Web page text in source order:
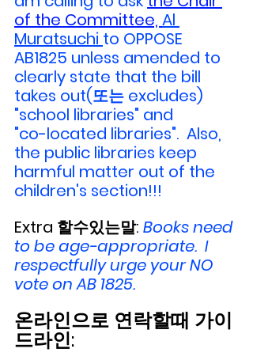
of the Committee, Al
Muratsuchi to OPPOSE
AB1825 unless amended to
clearly state that the bill
takes out(또는 excludes)
"school libraries" and
"co-located libraries".  Also,
the public libraries keep
harmful matter out of the
children's section!!!
Extra 할수있는말: Books need
to be age-appropriate.  I
respectfully urge your NO
vote on AB 1825.
온라인으로 연락할때 가이
드라인: